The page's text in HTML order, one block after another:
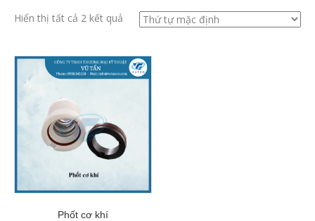
Hiển thị tất cả 2 kết quả
Phốt cơ khí